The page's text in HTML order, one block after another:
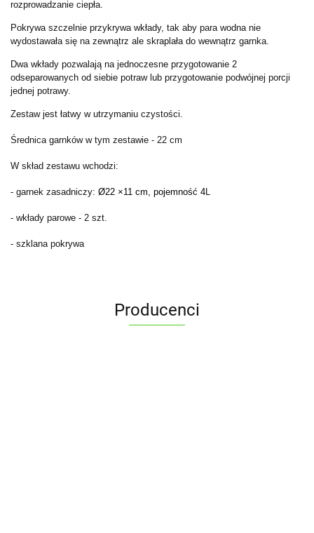
rozprowadzanie ciepła.
Pokrywa szczelnie przykrywa wkłady, tak aby para wodna nie
wydostawała się na zewnątrz ale skraplała do wewnątrz garnka.
Dwa wkłady pozwalają na jednoczesne przygotowanie 2
odseparowanych od siebie potraw lub przygotowanie podwójnej porcji
jednej potrawy.
Zestaw jest łatwy w utrzymaniu czystości.
Średnica garnków w tym zestawie - 22 cm
W skład zestawu wchodzi:
- garnek zasadniczy: Ø22 ×11 cm, pojemność 4
- wkłady parowe - 2 szt.
- szklana pokrywa
Producenci